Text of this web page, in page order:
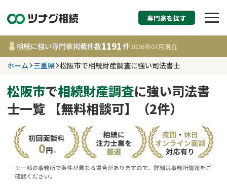
相続税申告・相続手
す
三重県
事務所 1191
相談内容で探す
専門家を探す
相続に強い専門家掲載件数1191 件2026年07月現在
ホーム 三重県 松阪市で相続財産調査に強い司法書士
松阪市で相続財産調査に強い司法書
士一覧 【無料相談可】（2件）